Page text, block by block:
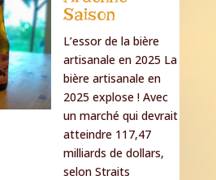
Saison
L’essor de la bière
artisanale en 2025 La
bière artisanale en
2025 explose ! Avec
un marché qui devrait
atteindre 117,47
milliards de dollars,
selon Straits